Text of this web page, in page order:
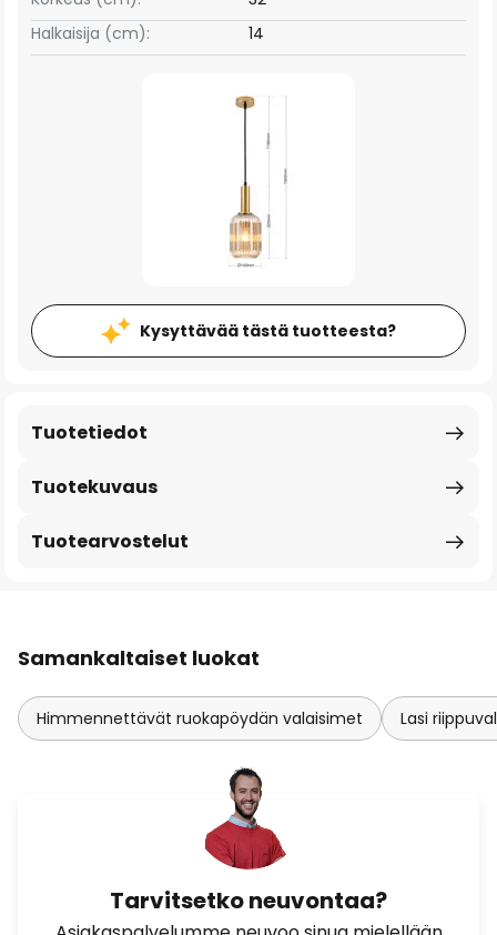
Halkaisija (cm):
14
Kysyttävää tästä tuotteesta?
Tuotekuvaus
Tuotetiedot
Tuotearvostelut
Samankaltaiset luokat
Himmennettävät ruokapöydän valaisimet Lasi
Tarvitsetko neuvontaa?